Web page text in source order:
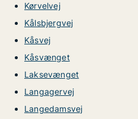
Kørvelvej
Kålsbjergvej
Kåsvej
Kåsvænget
Laksevænget
Langagervej
Langedamsvej